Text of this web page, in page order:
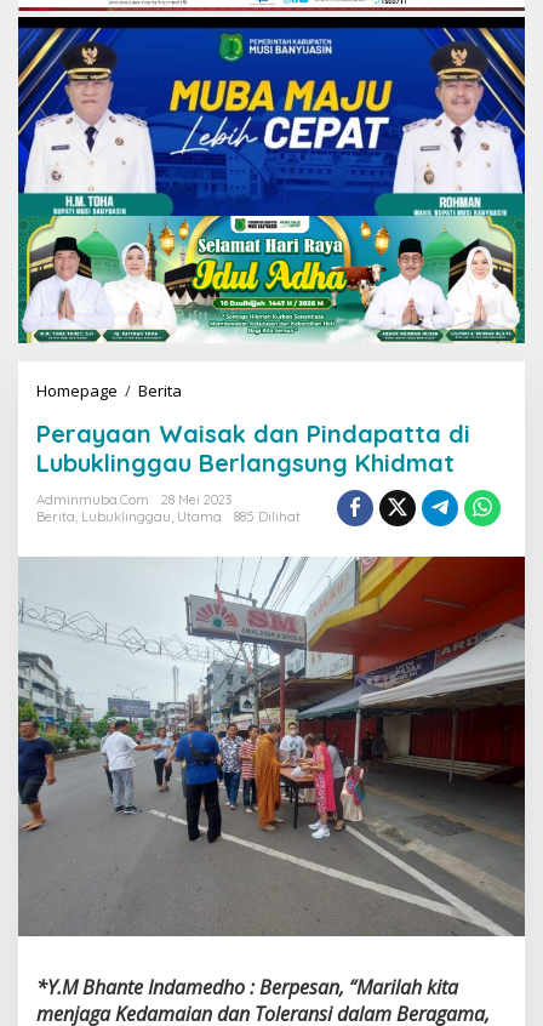
Homepage / Berita
r
a
y
a
a
i
s
a
d
a
n
P
i
n
d
a
a
t
d
i
Perayaan Waisak dan Pindapatta di
Lubuklinggau Berlangsung Khidmat
Adminmuba.com
28 Mei 2023
Berita Lubuklinggau Utama 885 Dilihat
*Y.M Bhante Indamedho : Berpesan, “Marilah kita
menjaga Kedamaian dan Toleransi dalam Beragama,